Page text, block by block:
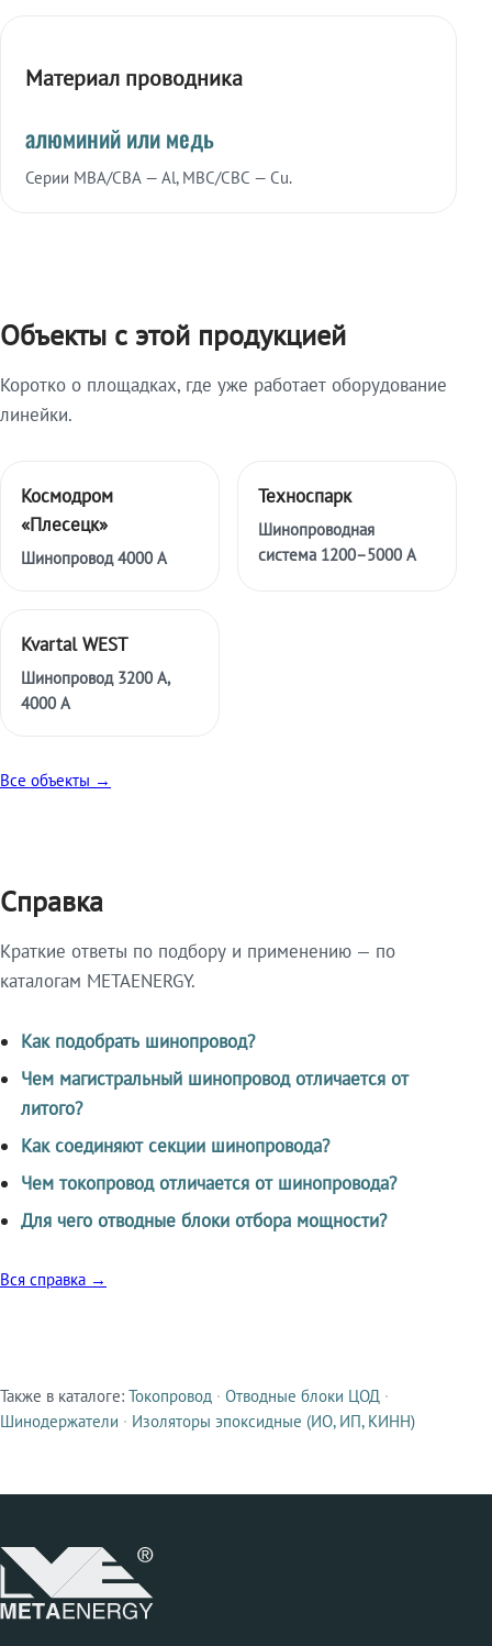
Материал проводника
алюминий или медь
Серии МВА/СВА — Al, МВС/СВС — Cu.
Объекты с этой продукцией
Коротко о площадках, где уже работает оборудование
линейки.
Космодром
«Плесецк»
Шинопровод 4000 А
Техноспарк
Шинопроводная
система 1200–5000 А
Kvartal WEST
Шинопровод 3200 А,
4000 А
Все объекты →
Справка
Краткие ответы по подбору и применению — по
каталогам METAENERGY.
Как подобрать шинопровод?
Чем магистральный шинопровод отличается от
литого?
Как соединяют секции шинопровода?
Чем токопровод отличается от шинопровода?
Для чего отводные блоки отбора мощности?
Вся справка →
Смежные продукты
Также в каталоге: Токопровод · Отводные блоки ЦОД ·
Шинодержатели · Изоляторы эпоксидные (ИО, ИП, КИНН)